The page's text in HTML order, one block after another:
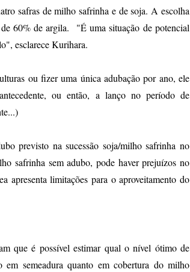
safras de milho safrinha e de soja. A escolha
60% de argila. "É uma situação de potencial
esclarece Kurihara.
ou fizer uma única adubação por ano, ele
ou então, a lanço no período de
previsto na sucessão soja/milho safrinha no
safrinha sem adubo, pode haver prejuízos no
apresenta limitações para o aproveitamento do
que é possível estimar qual o nível ótimo de
em semeadura quanto em cobertura do milho